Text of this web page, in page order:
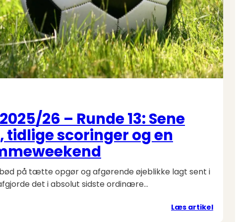
26 – Runde 13: Sene
tidlige scoringer og en
bød på tætte opgør og afgørende øjeblikke lagt sent i
det i absolut sidste ordinære…
Læs artikel: